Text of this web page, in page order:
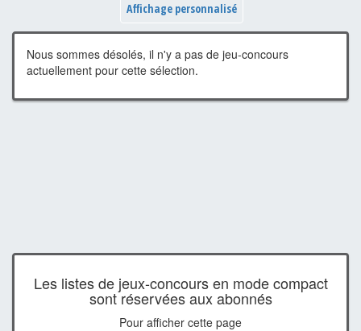
Affichage personnalisé
Nous sommes désolés, il n'y a pas de jeu-concours
actuellement pour cette sélection.
Les listes de jeux-concours en mode compact
sont réservées aux abonnés
Pour afficher cette page